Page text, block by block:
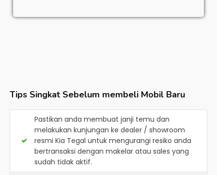
Tips Singkat Sebelum membeli Mobil Baru
Pastikan anda membuat janji temu dan
melakukan kunjungan ke dealer / showroom
resmi Kia Tegal untuk mengurangi resiko anda
bertransaksi dengan makelar atau sales yang
sudah tidak aktif.